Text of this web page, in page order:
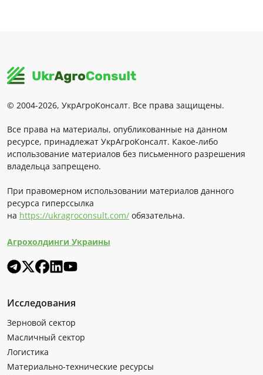
© 2004-2026, УкрАгроКонсалт. Все права защищены.
Все права на материалы, опубликованные на данном
ресурсе, принадлежат УкрАгроКонсалт. Какое-либо
использование материалов без письменного разрешения
владельца запрещено.
При правомерном использовании материалов данного
ресурса гиперссылка
на https://ukragroconsult.com/ обязательна.
Агрохолдинги Украины
Исследования
Зерновой сектор
Масличный сектор
Логистика
Материально-технические ресурсы